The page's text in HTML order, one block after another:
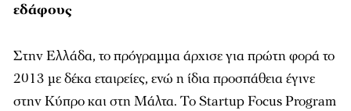
εδάφους
Στην Ελλάδα, το πρόγραµµα άρχισε για πρώτη φορά το
2013 µε δέκα εταιρείες, ενώ η ίδια προσπάθεια έγινε
στην Κύπρο και στη Μάλτα. Το Startup Focus Program